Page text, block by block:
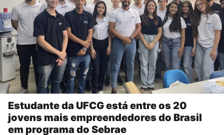
Estudante da UFCG está entre os 20
jovens mais empreendedores do Brasil
em programa do Sebrae